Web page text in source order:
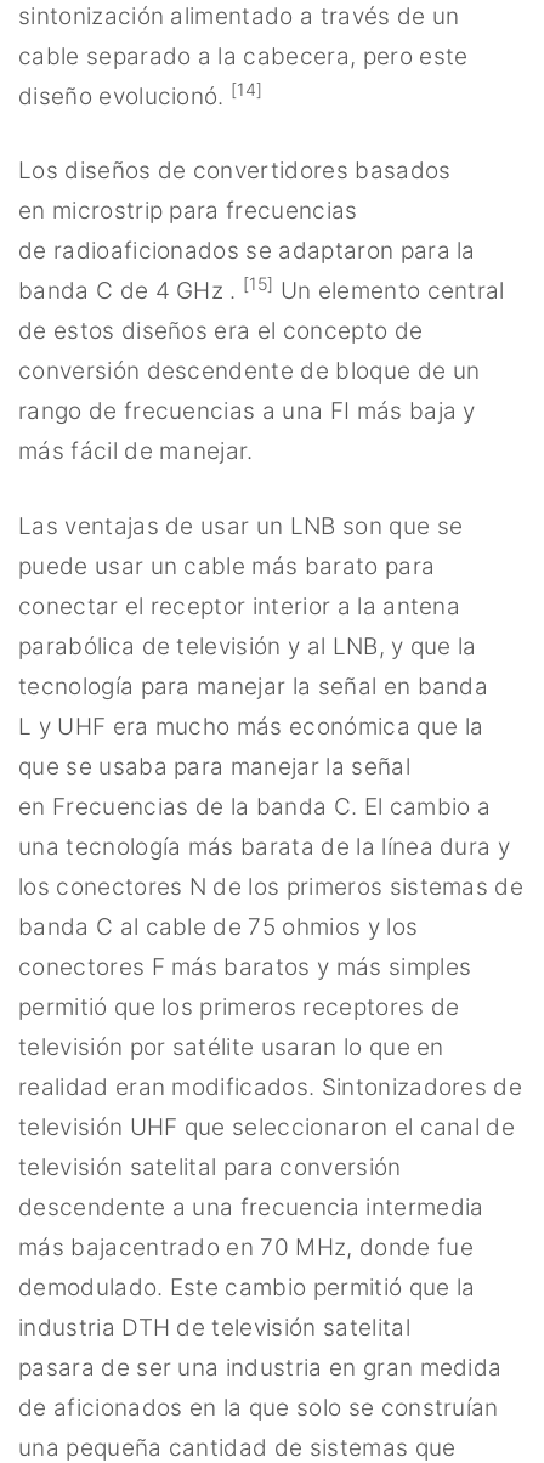
sintonización alimentado a través de un
cable separado a la cabecera, pero este
diseño evolucionó. [14]
Los diseños de convertidores basados ​​
en microstrip para frecuencias
de radioaficionados se adaptaron para la
banda C de 4 GHz . [15] Un elemento central
de estos diseños era el concepto de
conversión descendente de bloque de un
rango de frecuencias a una FI más baja y
más fácil de manejar.
Las ventajas de usar un LNB son que se
puede usar un cable más barato para
conectar el receptor interior a la antena
parabólica de televisión y al LNB, y que la
tecnología para manejar la señal en banda
L y UHF era mucho más económica que la
que se usaba para manejar la señal
en Frecuencias de la banda C. El cambio a
una tecnología más barata de la línea dura y
los conectores N de los primeros sistemas de
banda C al cable de 75 ohmios y los
conectores F más baratos y más simples
permitió que los primeros receptores de
televisión por satélite usaran lo que en
realidad eran modificados. Sintonizadores de
televisión UHF que seleccionaron el canal de
televisión satelital para conversión
descendente a una frecuencia intermedia
más bajacentrado en 70 MHz, donde fue
demodulado. Este cambio permitió que la
industria DTH de televisión satelital
pasara de ser una industria en gran medida
de aficionados en la que solo se construían
una pequeña cantidad de sistemas que